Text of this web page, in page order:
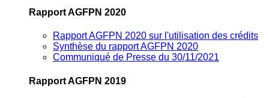
Rapport AGFPN 2020
Rapport AGFPN 2020 sur l'utilisation des crédits
Synthèse du rapport AGFPN 2020
Communiqué de Presse du 30/11/2021
Rapport AGFPN 2019